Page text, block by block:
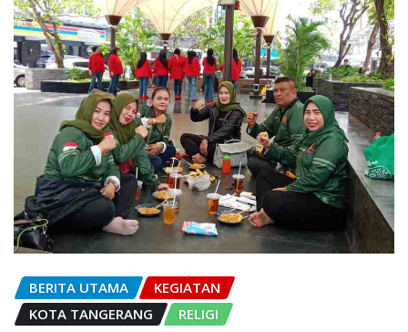
BERITA UTAMA
KEGIATAN
KOTA TANGERANG
RELIGI